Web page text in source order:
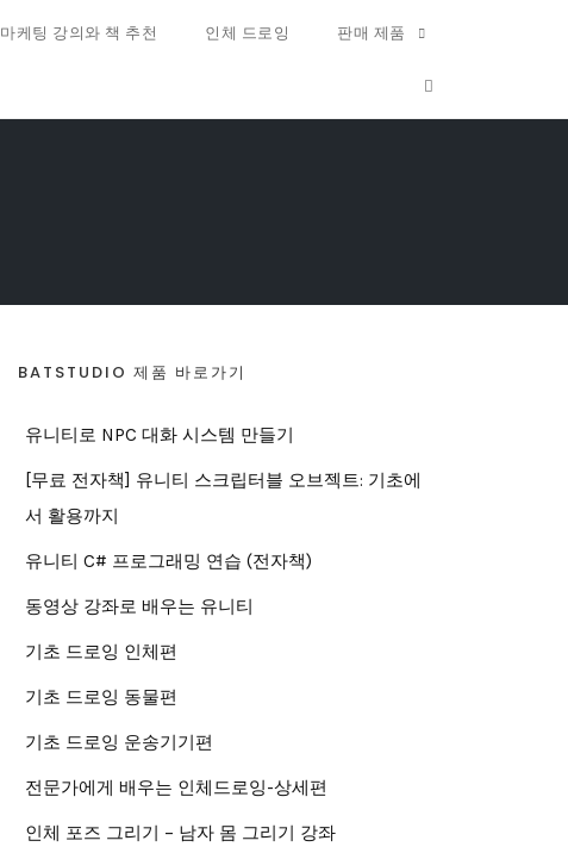
마케팅 강의와 책 추천 인체 드로잉 판매 제품
BATSTUDIO 제품 바로가기
유니티로 NPC 대화 시스템 만들기
[무료 전자책] 유니티 스크립터블 오브젝트: 기초에
서 활용까지
유니티 C# 프로그래밍 연습 (전자책)
동영상 강좌로 배우는 유니티
기초 드로잉 인체편
기초 드로잉 동물편
기초 드로잉 운송기기편
전문가에게 배우는 인체드로잉-상세편
인체 포즈 그리기 – 남자 몸 그리기 강좌